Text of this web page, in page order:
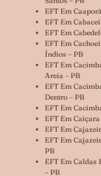
EFT Em
EFT Em
EFT Em
EFT Em
Índios – PB
EFT Em
Areia – PB
EFT Em
Dentro – PB
EFT Em
EFT Em Caiçara
EFT Em
EFT Em
PB
EFT Em Caldas
– PB